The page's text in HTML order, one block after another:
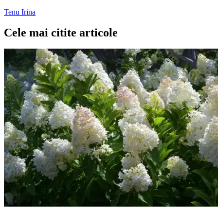
Tenu Irina
Cele mai citite articole